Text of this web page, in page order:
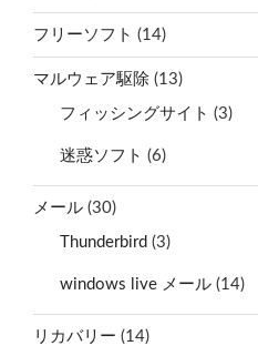
フリーソフト (14)
マルウェア駆除 (13)
フィッシングサイト (3)
迷惑ソフト (6)
メール (30)
Thunderbird (3)
windows live メール (14)
リカバリー (14)